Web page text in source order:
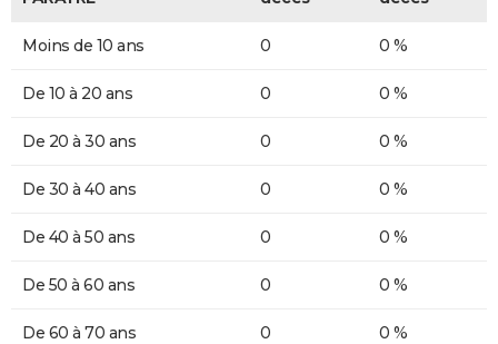
Moins de 10 ans 0 0 %
De 10 à 20 ans 0 0 %
De 20 à 30 ans 0 0 %
De 30 à 40 ans 0 0 %
De 40 à 50 ans 0 0 %
De 50 à 60 ans 0 0 %
De 60 à 70 ans 0 0 %